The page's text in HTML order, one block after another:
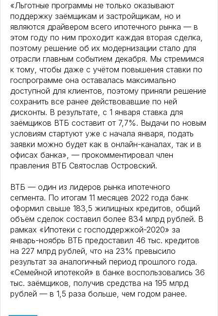
«Льготные программы не только оказывают
поддержку заёмщикам и застройщикам, но и
являются драйвером всего ипотечного рынка — в
этом году по ним проходит каждая вторая сделка,
поэтому решение об их модернизации стало для
отрасли главным событием декабря. Мы стремимся
к тому, чтобы даже с учётом повышения ставки по
госпрограмме она оставалась максимально
доступной для клиентов, поэтому приняли решение
сохранить все ранее действовавшие по ней
дисконты. В результате, с 1 января ставка для
заёмщиков ВТБ составит от 7,7%. Выдачи по новым
условиям стартуют уже с начала января, подать
заявки можно будет как в онлайн-каналах, так и в
офисах банка», — прокомментировал член
правления ВТБ Святослав Островский.
ВТБ — один из лидеров рынка ипотечного
сегмента. По итогам 11 месяцев 2022 года банк
оформил свыше 183,5 жилищных кредитов, общий
объём сделок составил более 834 млрд рублей. В
рамках «Ипотеки с господдержкой-2020» за
январь-ноябрь ВТБ предоставил 46 тыс. кредитов
на 227 млрд рублей, что на 23% превысило
результат за аналогичный период прошлого года.
«Семейной ипотекой» в банке воспользовались 36
тыс. заёмщиков, получив средства на 195 млрд
рублей — в 1,5 раза больше, чем годом ранее.